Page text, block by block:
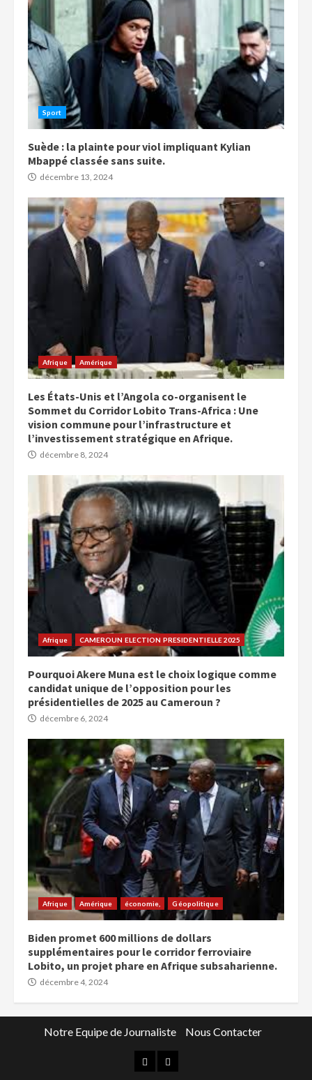
Sport
Suède : la plainte pour viol impliquant Kylian
Mbappé classée sans suite.
décembre 13, 2024
Afrique Amérique
Les États-Unis et l’Angola co-organisent le
Sommet du Corridor Lobito Trans-Africa : Une
vision commune pour l’infrastructure et
l’investissement stratégique en Afrique.
décembre 8, 2024
Afrique CAMEROUN ELECTION PRESIDENTIELLE 2025
Pourquoi Akere Muna est le choix logique comme
candidat unique de l’opposition pour les
présidentielles de 2025 au Cameroun ?
décembre 6, 2024
Afrique Amérique économie, Géopolitique
Biden promet 600 millions de dollars
supplémentaires pour le corridor ferroviaire
Lobito, un projet phare en Afrique subsaharienne.
décembre 4, 2024
Notre Equipe de Journaliste Nous Contacter